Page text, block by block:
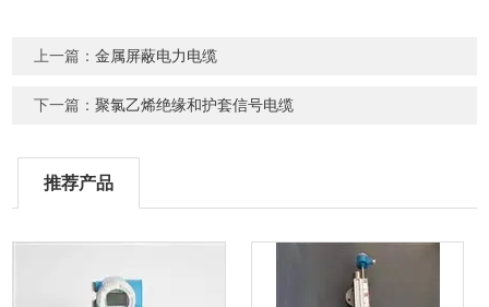
上一篇：金属屏蔽电力电缆
下一篇：聚氯乙烯绝缘和护套信号电缆
推荐产品